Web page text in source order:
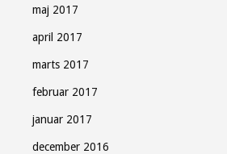
maj 2017
april 2017
marts 2017
februar 2017
januar 2017
december 2016